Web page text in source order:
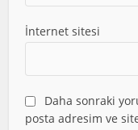
İnternet sitesi
Daha sonraki
posta adresim ve